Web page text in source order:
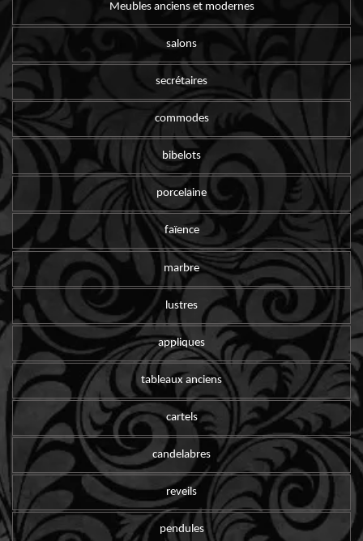
Meubles anciens et modernes
salons
secrétaires
commodes
bibelots
porcelaine
faïence
marbre
lustres
appliques
tableaux anciens
cartels
candelabres
reveils
pendules